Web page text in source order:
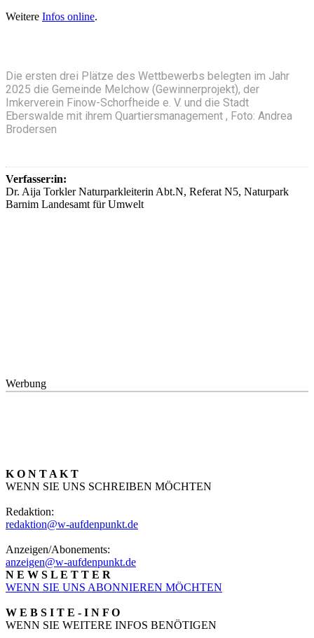
Weitere Infos online.
Die ersten drei Plätze des Wettbewerbs belegten im Jahr
2025 die Gemeinde Melchow (Gewinnerprojekt), der
Imkerverein Finow-Schorfheide e. V. und die Stadt
Eberswalde mit ihrem Quartiersmanagement , Foto: Andrea
Brodersen
Verfasser:in:
Dr. Aija Torkler Naturparkleiterin Abt.N, Referat N5, Naturpark
Barnim Landesamt für Umwelt
Werbung
K O N T A K T
WENN SIE UNS SCHREIBEN MÖCHTEN
Redaktion:
redaktion@w-aufdenpunkt.de
Anzeigen/Abonements:
anzeigen@w-aufdenpunkt.de
N E W S L E T T E R
WENN SIE UNS ABONNIEREN MÖCHTEN
W E B S I T E - I N F O
WENN SIE WEITERE INFOS BENÖTIGEN